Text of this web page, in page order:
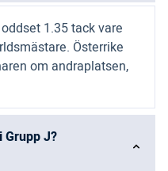
1.35 tack vare
Österrike
om andraplatsen,
J?